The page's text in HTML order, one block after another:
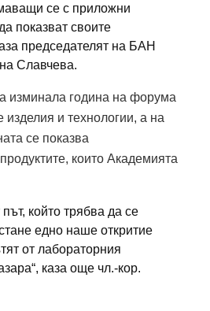
се с приложни
показват своите
председателят на БАН
Славчева.
изминала година на форума
изделия и технологии, а на
се показва
които Академията
който трябва да се
едно наше откритие
от лабораторния
каза още чл.-кор.